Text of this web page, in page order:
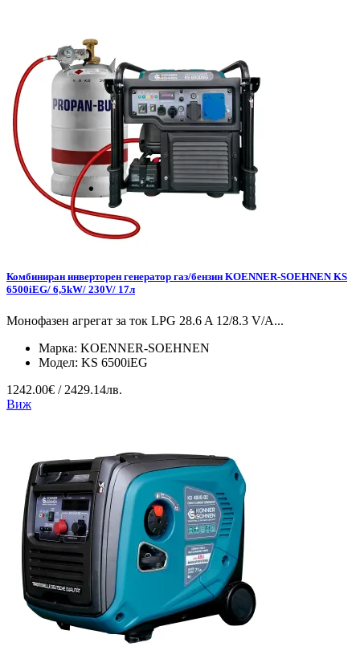
Комбиниран инверторен генератор газ/бензин KOENNER-SOEHNEN KS
6500iEG/ 6,5kW/ 230V/ 17л
Монофазен агрегат за ток LPG 28.6 A 12/8.3 V/А...
Марка: KOENNER-SOEHNEN
Модел: KS 6500iEG
1242.00€ / 2429.14лв.
Виж